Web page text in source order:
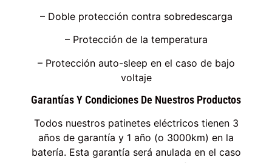
– Doble protección contra sobredescarga
– Protección de la temperatura
– Protección auto-sleep en el caso de bajo
voltaje
Garantías Y Condiciones De Nuestros Productos
Todos nuestros patinetes eléctricos tienen 3
años de garantía y 1 año (o 3000km) en la
batería. Esta garantía será anulada en el caso